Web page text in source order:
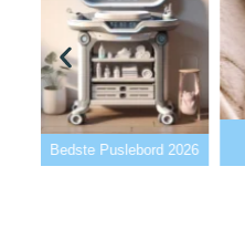
Bedste Puslebord 2026